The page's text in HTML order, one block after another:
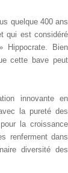
quelque 400 ans
qui est considéré
Hippocrate. Bien
cette bave peut
innovante en
la pureté des
la croissance
renferment dans
diversité des